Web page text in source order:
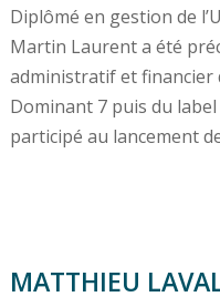
Diplômé en gestion de
Martin Laurent a été
administratif et financier
Dominant 7 puis du
participé au lancement
MATTHIEU